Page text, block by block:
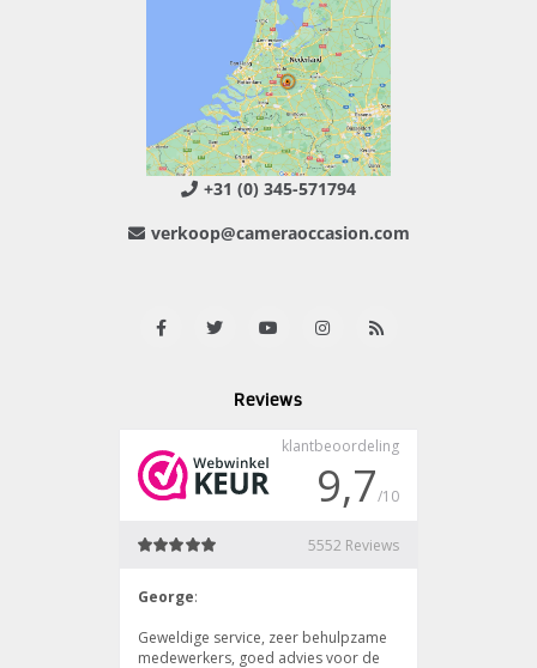
+31 (0) 345-571794
verkoop@cameraoccasion.com
Reviews